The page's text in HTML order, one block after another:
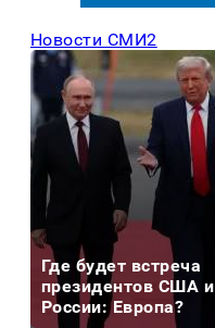
Новости СМИ2
Где будет встреча
президентов США и
России: Европа?